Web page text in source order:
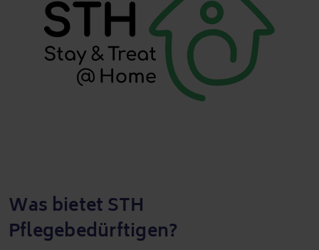
Was bietet STH
Pflegebedürftigen?